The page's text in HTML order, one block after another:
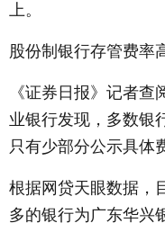
上。
股份制银行存管费率
《证券日报》记者
业银行发现，多数银
只有少部分公示具体
根据网贷天眼数据，
多的银行为广东华兴